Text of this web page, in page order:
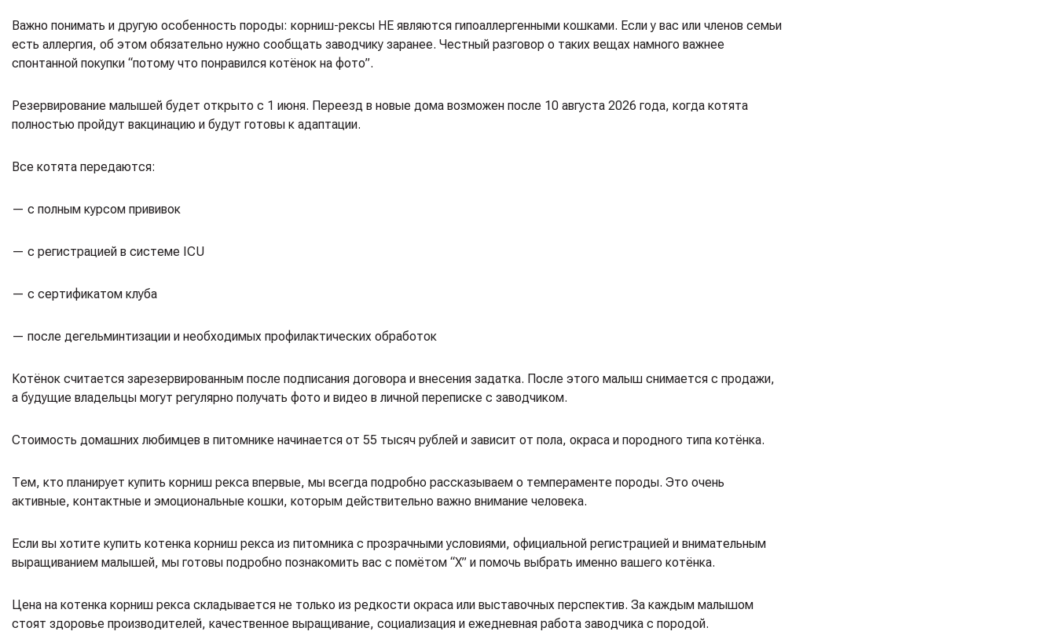
Важно понимать и другую особенность породы: корниш-рексы НЕ являются гипоаллергенными кошками. Если у вас или членов семьи
есть аллергия, об этом обязательно нужно сообщать заводчику заранее. Честный разговор о таких вещах намного важнее
спонтанной покупки “потому что понравился котёнок на фото”.
Резервирование малышей будет открыто с 1 июня. Переезд в новые дома возможен после 10 августа 2026 года, когда котята
полностью пройдут вакцинацию и будут готовы к адаптации.
Все котята передаются:
— с полным курсом прививок
— с регистрацией в системе ICU
— с сертификатом клуба
— после дегельминтизации и необходимых профилактических обработок
Котёнок считается зарезервированным после подписания договора и внесения задатка. После этого малыш снимается с продажи,
а будущие владельцы могут регулярно получать фото и видео в личной переписке с заводчиком.
Стоимость домашних любимцев в питомнике начинается от 55 тысяч рублей и зависит от пола, окраса и породного типа котёнка.
Тем, кто планирует купить корниш рекса впервые, мы всегда подробно рассказываем о темпераменте породы. Это очень
активные, контактные и эмоциональные кошки, которым действительно важно внимание человека.
Если вы хотите купить котенка корниш рекса из питомника с прозрачными условиями, официальной регистрацией и внимательным
выращиванием малышей, мы готовы подробно познакомить вас с помётом “X” и помочь выбрать именно вашего котёнка.
Цена на котенка корниш рекса складывается не только из редкости окраса или выставочных перспектив. За каждым малышом
стоят здоровье производителей, качественное выращивание, социализация и ежедневная работа заводчика с породой.